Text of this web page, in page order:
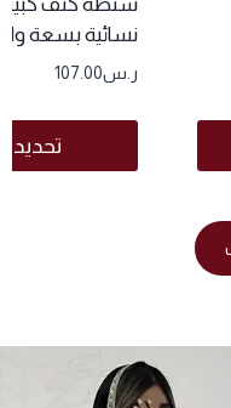
نسائية بسعة
ر.س107.00
تحديد